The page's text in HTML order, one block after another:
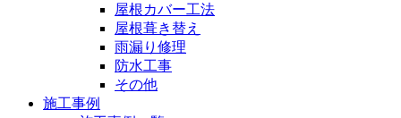
屋根カバー工法
屋根葺き替え
雨漏り修理
防水工事
その他
施工事例